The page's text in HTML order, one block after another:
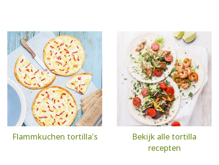
Flammkuchen tortilla's
Bekijk alle tortilla
recepten